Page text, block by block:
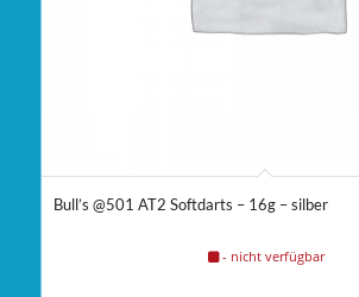
Bull’s @501 AT2 Softdarts – 16g – silber
- nicht verfügbar